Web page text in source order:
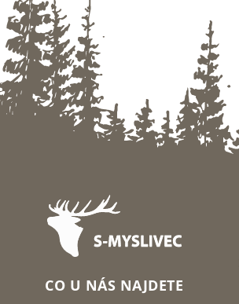
Zápatí
CO U NÁS NAJDETE